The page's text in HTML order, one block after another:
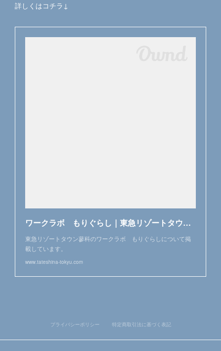
詳しくはコチラ↓
ワークラボ もりぐらし｜東急リゾートタウン蓼科
東急リゾートタウン蓼科のワークラボ もりぐらしについて掲
載しています。
www.tateshina-tokyu.com
プライバシーポリシー 特定商取引法に基づく表記